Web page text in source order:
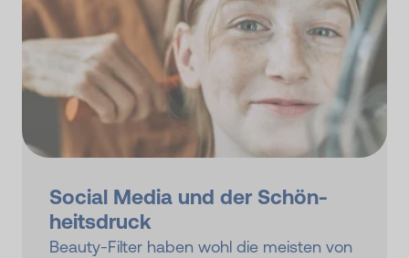
Social Media und der Schön­
heits­druck
Beauty-Filter haben wohl die meisten von